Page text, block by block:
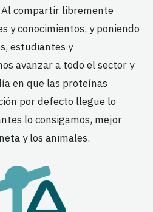
compartir libremente
y conocimientos, y poniendo
estudiantes y
avanzar a todo el sector y
en que las proteínas
por defecto llegue lo
lo consigamos, mejor
y los animales.